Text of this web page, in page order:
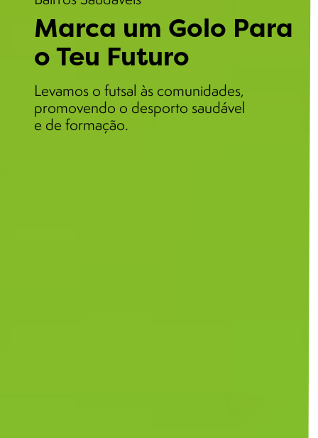
Marca um Golo Para
o Teu Futuro
Levamos o futsal às comunidades,
promovendo o desporto saudável
e de formação.